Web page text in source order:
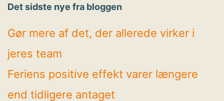
Det sidste nye fra bloggen
Gør mere af det, der allerede virker i
jeres team
Feriens positive effekt varer længere
end tidligere antaget